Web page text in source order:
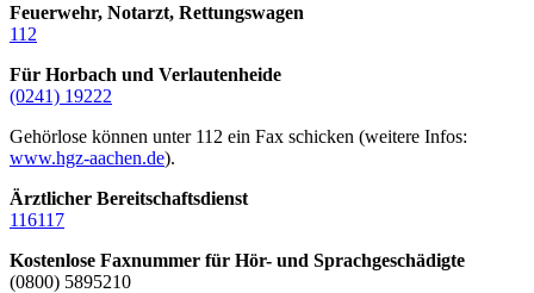
Feuerwehr, Notarzt, Rettungswagen
112
Für Horbach und Verlautenheide
(0241) 19222
Gehörlose können unter 112 ein Fax schicken (weitere Infos:
www.hgz-aachen.de).
Ärztlicher Bereitschaftsdienst
116117
Kostenlose Faxnummer für Hör- und Sprachgeschädigte
(0800) 5895210